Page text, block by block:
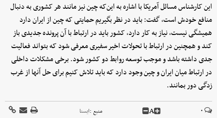
این کارشناس مسائل آمریکا با اشاره به این‌که چین نیز مانند هر کشوری به دنبال
منافع خودش است، گفت: باید در نظر بگیریم حمایتی که چین از ایران دارد
همیشگی نیست، نیاز به کار دارد، کشور باید در ارتباط با آن پرونده جدیدی باز
کند و همچنین در ارتباط با تحولات اخیر سفیری معرفی شود که بتواند فعالیت
جدی داشته باشد و موجب توسعه روابط دو کشور شود. برخی مشکلات داخلی
در ارتباط میان ایران و چین وجود دارد که باید تلاش کنیم برای حل آنها از غرب
زدگی دور بمانند.
۰ A منبع :ايسنا